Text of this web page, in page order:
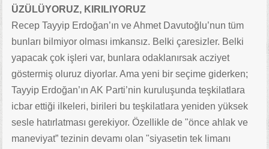
ÜZÜLÜYORUZ, KIRILIYORUZ
Recep Tayyip Erdoğan’ın ve Ahmet Davutoğlu’nun tüm
bunları bilmiyor olması imkansız. Belki çaresizler. Belki
yapacak çok işleri var, bunlara odaklanırsak acziyet
göstermiş oluruz diyorlar. Ama yeni bir seçime giderken;
Tayyip Erdoğan’ın AK Parti’nin kuruluşunda teşkilatlara
icbar ettiği ilkeleri, birileri bu teşkilatlara yeniden yüksek
sesle hatırlatması gerekiyor. Özellikle de "önce ahlak ve
maneviyat” tezinin devamı olan "siyasetin tek limanı